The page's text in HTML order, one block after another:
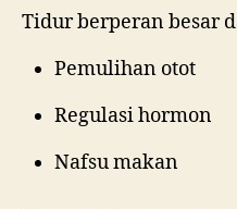
Tidur berperan besar
Pemulihan otot
Regulasi hormon
Nafsu makan